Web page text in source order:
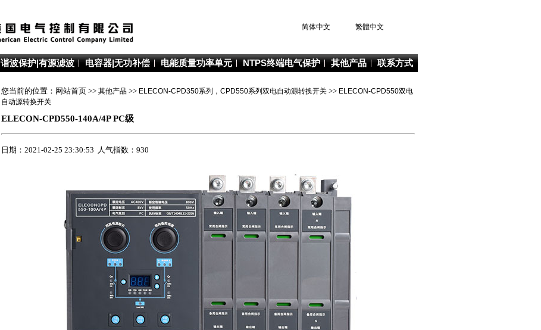
简体中文 繁體中文
谐波保护|有源滤波 电容器|无功补偿 电能质量功率单元 NTPS终端电气保护 其他产品 联系方式
您当前的位置：网站首页 >> 其他产品 >> ELECON-CPD350系列，CPD550系列双电自动源转换开关 >> ELECON-CPD550双电
自动源转换开关
ELECON-CPD550-140A/4P PC级
日期：2021-02-25 23:30:53 人气指数：930